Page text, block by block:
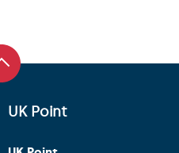
UK Point